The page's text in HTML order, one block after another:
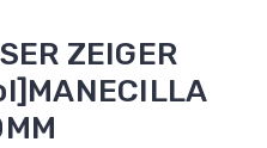
ZEIGER